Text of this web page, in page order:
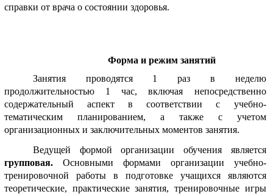
справки от врача о состоянии здоровья.
Форма и режим занятий
Занятия проводятся 1 раз в неделю
продолжительностью 1 час, включая непосредственно
содержательный аспект в соответствии с учебно-
тематическим планированием, а также с учетом
организационных и заключительных моментов занятия.
Ведущей формой организации обучения является
групповая. Основными формами организации учебно-
тренировочной работы в подготовке учащихся являются
теоретические, практические занятия, тренировочные игры